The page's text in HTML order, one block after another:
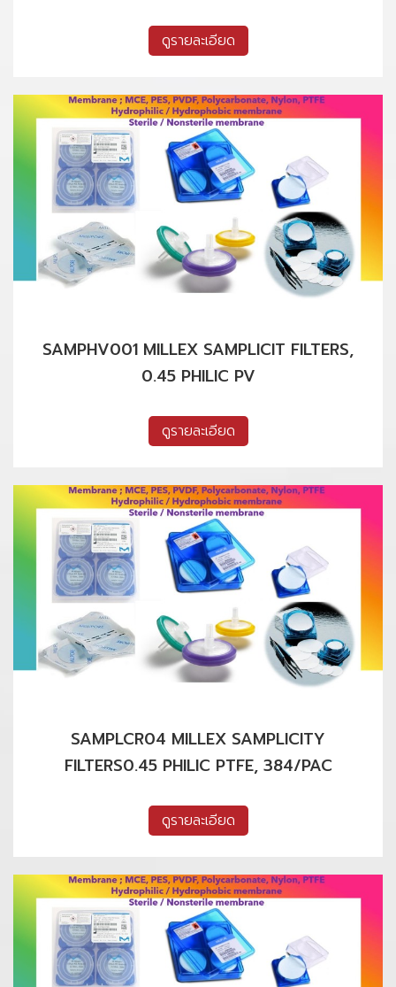
ดูรายละเอียด
SAMPHV001 MILLEX SAMPLICIT FILTERS,
0.45 PHILIC PV
ดูรายละเอียด
SAMPLCR04 MILLEX SAMPLICITY
FILTERS0.45 PHILIC PTFE, 384/PAC
ดูรายละเอียด